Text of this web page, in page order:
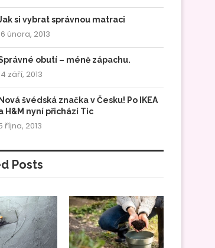
si vybrat správnou matraci
února, 2013
obutí – méně zápachu.
září, 2013
Nová švédská značka v Česku! Po IKEA
H&M nyní přichází Tic
října, 2013
Posts